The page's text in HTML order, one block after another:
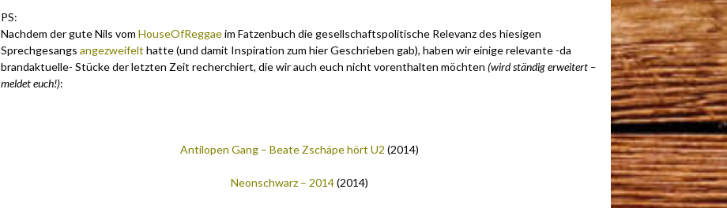
PS:
Nachdem der gute Nils vom HouseOfReggaeim Fatzenbuch die gesellschaftspolitische Relevanz des hiesigen
Sprechgesangs angezweifelt hatte (und damit Inspiration zum hier Geschrieben gab), haben wir einige relevante -da
brandaktuelle- Stücke der letzten Zeit recherchiert, die wir auch euch nicht vorenthalten möchten (wird ständig erweitert –
meldet euch!):
Antilopen Gang – Beate Zschäpe hört U2 (2014)
Neonschwarz – 2014(2014)